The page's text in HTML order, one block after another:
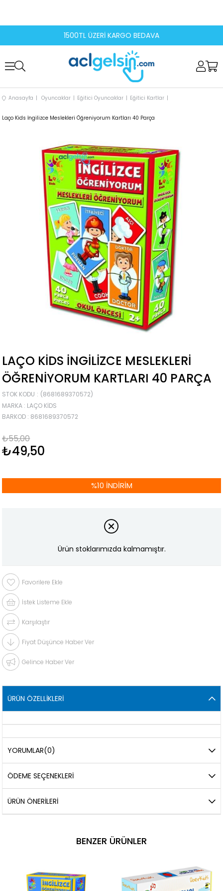
1500TL ÜZERİ KARGO BEDAVA
Anasayfa Oyuncaklar Eğitici Oyuncaklar Eğitici Kartlar
Laço Kids İngilizce Meslekleri Öğreniyorum Kartları 40 Parça
LAÇO KIDS İNGILIZCE MESLEKLERI
ÖĞRENIYORUM KARTLARI 40 PARÇA
STOK KODU
(8681689370572)
MARKA : LAÇO KIDS
BARKOD : 8681689370572
₺55,00
₺49,50
%10 İNDIRIM
Ürün stoklarımızda kalmamıştır.
Favorilere Ekle
İstek Listeme Ekle
Karşılaştır
Fiyat Düşünce Haber Ver
Gelince Haber Ver
ÜRÜN ÖZELLIKLERI
YORUMLAR(0)
ÖDEME SEÇENEKLERI
ÜRÜN ÖNERILERI
BENZER ÜRÜNLER